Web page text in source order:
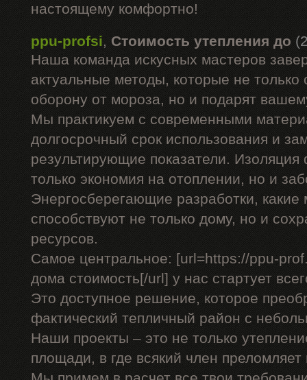
настоящему комфортно!
ppu-profsi, Стоимость утепления до
Наша команда искусных мастеров
актуальные методы, которые не только
оборону от мороза, но и подарят
Мы практикуем с современными
долгосрочный срок использования и
результирующие показатели.
только экономия на отоплении, но и
Энергосберегающие разработки,
способствуют не только дому, но и
ресурсов.
Самое центральное: [url=https://ppu-
дома стоимость[/url] у нас стартует
Это доступное решение, которое
фактический тепличный район с
Наши проекты – это не только
площади, в где всякий член